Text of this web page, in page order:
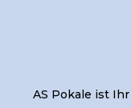
AS Pokale ist